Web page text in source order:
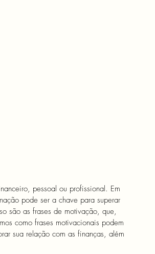
pessoal ou profissional. Em
pode ser a chave para superar
são as frases de motivação, que,
como frases motivacionais podem
sua relação com as finanças, além